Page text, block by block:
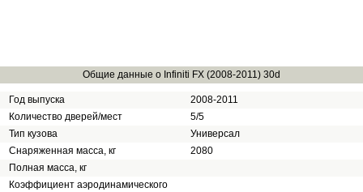
Общие данные о Infiniti FX (2008-2011) 30d
Год выпуска
2008-2011
Количество дверей/мест
5/5
Тип кузова
Универсал
Снаряженная масса, кг
2080
Полная масса, кг
Коэффициент аэродинамического